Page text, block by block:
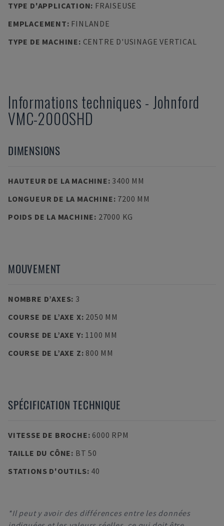
TYPE D'APPLICATION: FRAISEUSE
EMPLACEMENT: FINLANDE
TYPE DE MACHINE: CENTRE D'USINAGE VERTICAL
Informations techniques - Johnford
VMC-2000SHD
DIMENSIONS
HAUTEUR DE LA MACHINE: 3400 MM
LONGUEUR DE LA MACHINE: 7200 MM
POIDS DE LA MACHINE: 27000 KG
MOUVEMENT
NOMBRE D’AXES: 3
COURSE DE L’AXE X: 2050 MM
COURSE DE L’AXE Y: 1100 MM
COURSE DE L’AXE Z: 800 MM
SPÉCIFICATION TECHNIQUE
VITESSE DE BROCHE: 6000 RPM
TAILLE DU CÔNE: BT 50
STATIONS D'OUTILS: 40
*Il peut y avoir des différences entre les données